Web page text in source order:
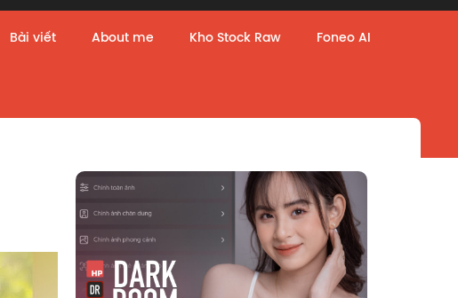
Bài viết About me Kho Stock Raw Foneo AI